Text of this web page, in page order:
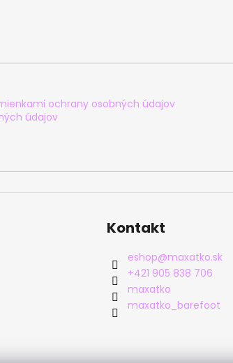
ochrany osobných údajov
údajov
Kontakt
eshop@maxatko.sk
+421 905 838 706
maxatko
maxatko_barefoot